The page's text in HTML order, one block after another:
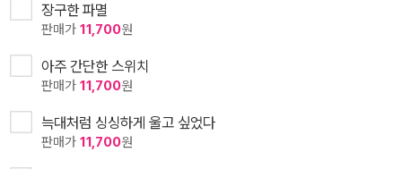
장구한 파멸
판매가 11,700원
아주 간단한 스위치
판매가 11,700원
늑대처럼 싱싱하게 울고 싶었다
판매가 11,700원